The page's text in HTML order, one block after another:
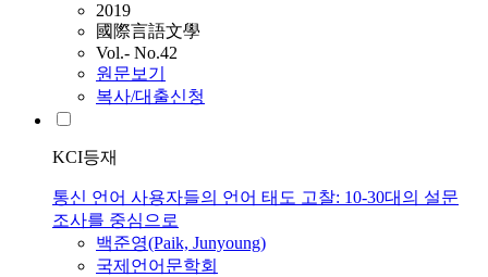
2019
國際言語文學
Vol.- No.42
원문보기
복사/대출신청
KCI등재
통신 언어 사용자들의 언어 태도 고찰: 10-30대의 설문
조사를 중심으로
백준영(Paik, Junyoung)
국제언어문학회